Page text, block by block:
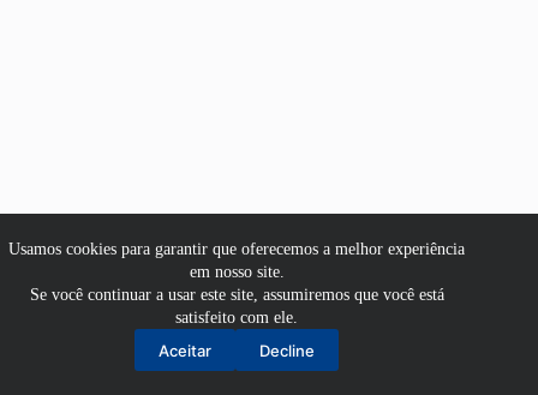
Usamos cookies para garantir que oferecemos a melhor experiência
em nosso site.
Se você continuar a usar este site, assumiremos que você está
satisfeito com ele.
Aceitar Decline